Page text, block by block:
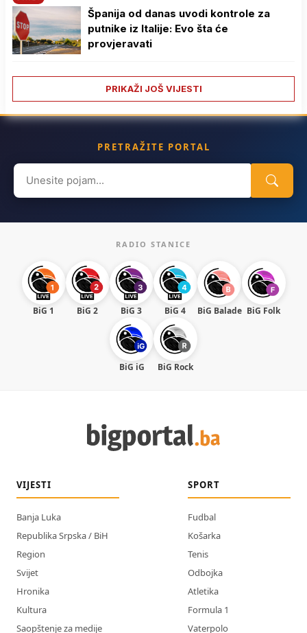
Španija od danas uvodi kontrole za
putnike iz Italije: Evo šta će
provjeravati
PRIKAŽI JOŠ VIJESTI
PRETRAŽITE PORTAL
Search
for:
RADIO STANICE
BiG 1 BiG 2 BiG 3 BiG 4 BiG Balade BiG Folk
BiG iG BiG Rock
VIJESTI
Banja Luka
Republika Srpska / BiH
Region
Svijet
Hronika
Kultura
Saopštenje za medije
SPORT
Fudbal
Košarka
Tenis
Odbojka
Atletika
Formula 1
Vaterpolo